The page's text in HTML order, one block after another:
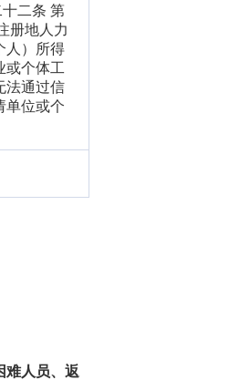
二条 第
册地人力
人）所得
或个体工
法通过信
单位或个
难人员、返